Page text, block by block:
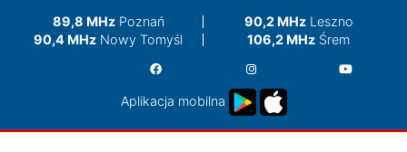
89,8 MHzPoznań 90,2 MHzLeszno
90,4 MHz Nowy Tomyśl 106,2 MHz Śrem
Aplikacja mobilna